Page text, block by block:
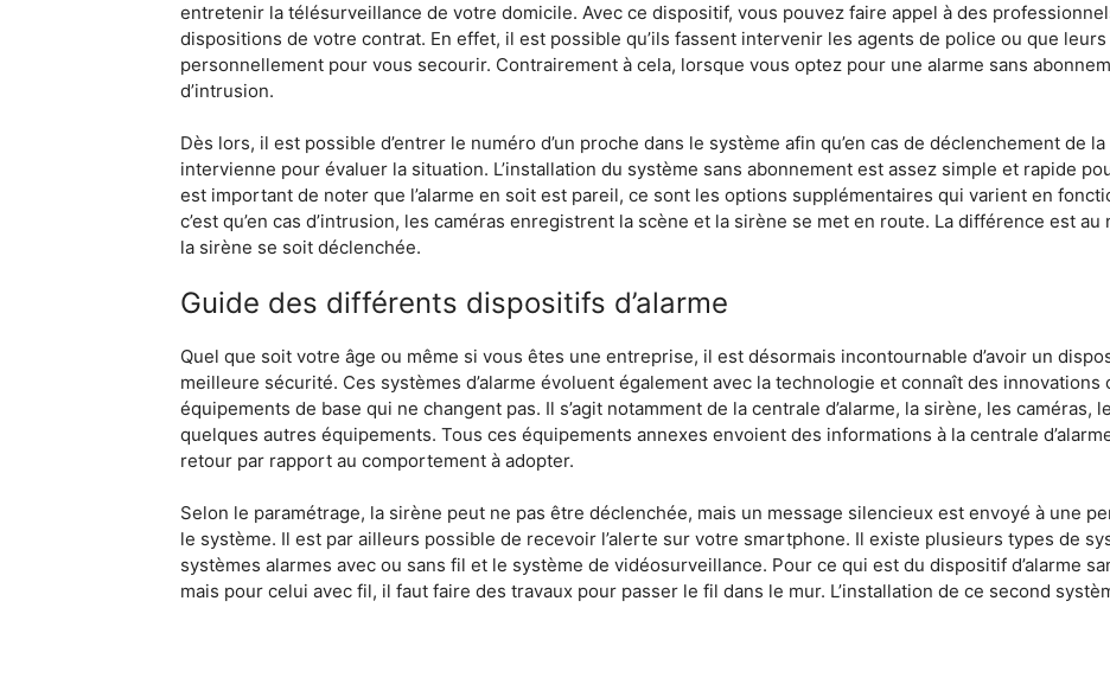
entretenir la télésurveillance de votre domicile. Avec ce dispositif, vous pouvez faire appel à des
dispositions de votre contrat. En effet, il est possible qu’ils fassent intervenir les agents de police ou que
personnellement pour vous secourir. Contrairement à cela, lorsque vous optez pour une alarme sans
d’intrusion.
Dès lors, il est possible d’entrer le numéro d’un proche dans le système afin qu’en cas de déclenchement de
intervienne pour évaluer la situation. L’installation du système sans abonnement est assez simple et rapide
est important de noter que l’alarme en soit est pareil, ce sont les options supplémentaires qui varient en
c’est qu’en cas d’intrusion, les caméras enregistrent la scène et la sirène se met en route. La différence est
la sirène se soit déclenchée.
Guide des différents dispositifs d’alarme
Quel que soit votre âge ou même si vous êtes une entreprise, il est désormais incontournable d’avoir un
meilleure sécurité. Ces systèmes d’alarme évoluent également avec la technologie et connaît des innovations
équipements de base qui ne changent pas. Il s’agit notamment de la centrale d’alarme, la sirène, les caméras,
quelques autres équipements. Tous ces équipements annexes envoient des informations à la centrale
retour par rapport au comportement à adopter.
Selon le paramétrage, la sirène peut ne pas être déclenchée, mais un message silencieux est envoyé à une
le système. Il est par ailleurs possible de recevoir l’alerte sur votre smartphone. Il existe plusieurs types de
systèmes alarmes avec ou sans fil et le système de vidéosurveillance. Pour ce qui est du dispositif d’alarme
mais pour celui avec fil, il faut faire des travaux pour passer le fil dans le mur. L’installation de ce second